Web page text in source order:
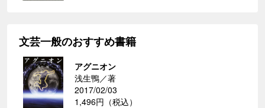
文芸一般のおすすめ書籍
アグニオン
浅生鴨／著
2017/02/03
1,496円（税込）